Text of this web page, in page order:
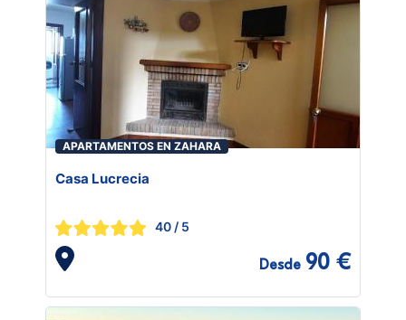
APARTAMENTOS EN ZAHARA
Casa Lucrecia
40 / 5
Desde 90 €